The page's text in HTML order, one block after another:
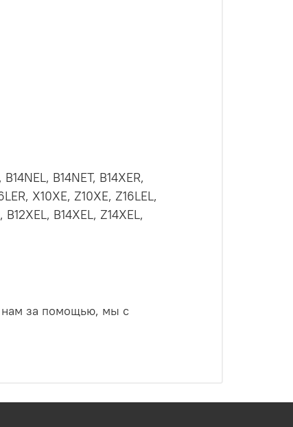
B14NET, B14XER,
X10XE, Z10XE, Z16LEL,
B14XEL, Z14XEL,
нам за помощью, мы с